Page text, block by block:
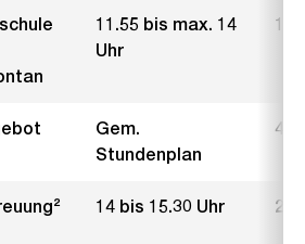
11.55 bis max. 14
Uhr
Gem.
Stundenplan
14 bis 15.30 Uhr 2.–